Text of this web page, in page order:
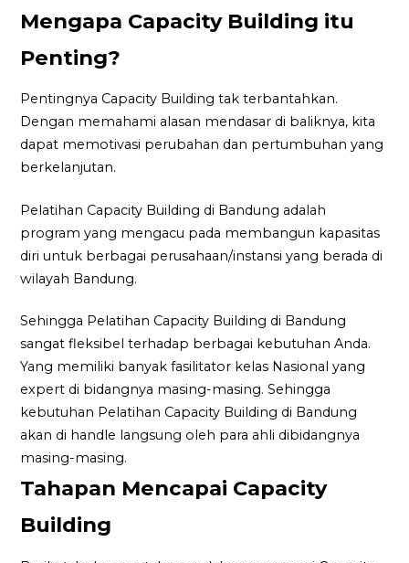
Mengapa Capacity Building itu
Penting?
Pentingnya Capacity Building tak terbantahkan.
Dengan memahami alasan mendasar di baliknya, kita
dapat memotivasi perubahan dan pertumbuhan yang
berkelanjutan.
Pelatihan Capacity Building di Bandung adalah
program yang mengacu pada membangun kapasitas
diri untuk berbagai perusahaan/instansi yang berada di
wilayah Bandung.
Sehingga Pelatihan Capacity Building di Bandung
sangat fleksibel terhadap berbagai kebutuhan Anda.
Yang memiliki banyak fasilitator kelas Nasional yang
expert di bidangnya masing-masing. Sehingga
kebutuhan Pelatihan Capacity Building di Bandung
akan di handle langsung oleh para ahli dibidangnya
masing-masing.
Tahapan Mencapai Capacity
Building